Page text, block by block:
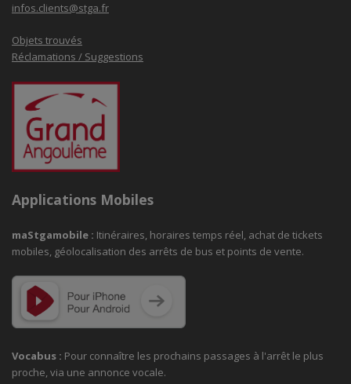
infos.clients@stga.fr
Objets trouvés
Réclamations / Suggestions
Applications Mobiles
maStgamobile : Itinéraires, horaires temps réel, achat de tickets
mobiles, géolocalisation des arrêts de bus et points de vente.
Vocabus : Pour connaître les prochains passages à l'arrêt le plus
proche, via une annonce vocale.